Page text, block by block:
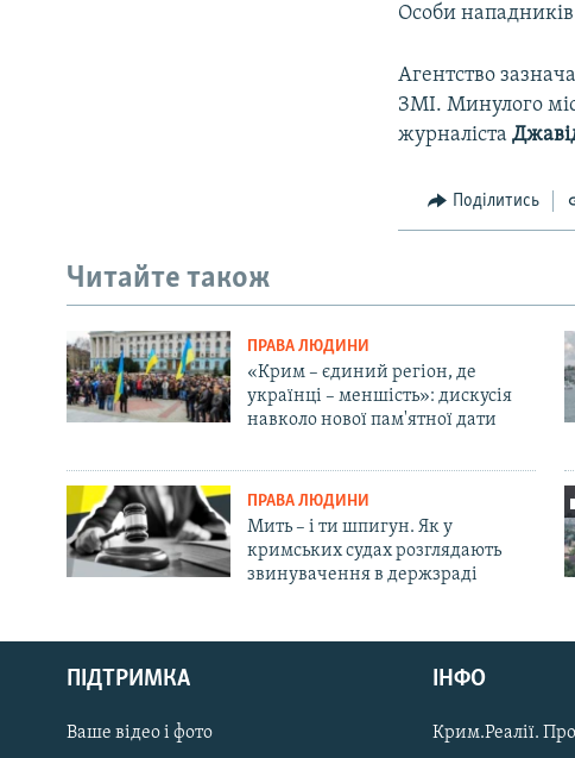
Русский
Qırımtatar
ДОЛУЧАЙСЯ!
Особи нападників
Агентство
ЗМІ. Минулого
журналіста
Поділитись
Читайте також
ПРАВА ЛЮДИНИ
«Крим – єдиний регіон, де
українці – меншість»: дискусія
навколо нової пам'ятної дати
ПРАВА ЛЮДИНИ
Мить – і ти шпигун. Як у
кримських судах розглядають
звинувачення в держзраді
ПІДТРИМКА
Ваше відео і фото
ІНФО
Крим.Реалії.